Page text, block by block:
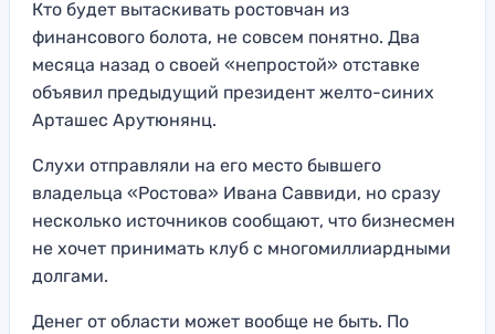
Кто будет вытаскивать ростовчан из
финансового болота, не совсем понятно. Два
месяца назад о своей «непростой» отставке
объявил предыдущий президент желто-синих
Арташес Арутюнянц.
Слухи отправляли на его место бывшего
владельца «Ростова» Ивана Саввиди, но сразу
несколько источников сообщают, что бизнесмен
не хочет принимать клуб с многомиллиардными
долгами.
Денег от области может вообще не быть. По